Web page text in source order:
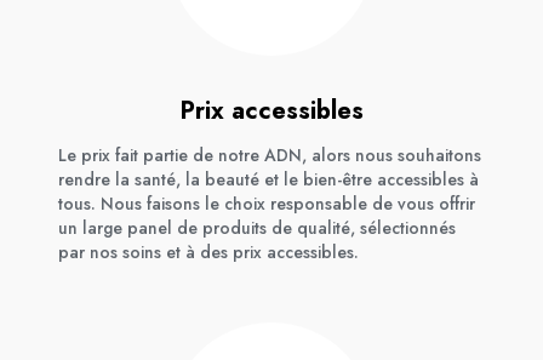
Prix accessibles
Le prix fait partie de notre ADN, alors nous souhaitons
rendre la santé, la beauté et le bien-être accessibles à
tous. Nous faisons le choix responsable de vous offrir
un large panel de produits de qualité, sélectionnés
par nos soins et à des prix accessibles.